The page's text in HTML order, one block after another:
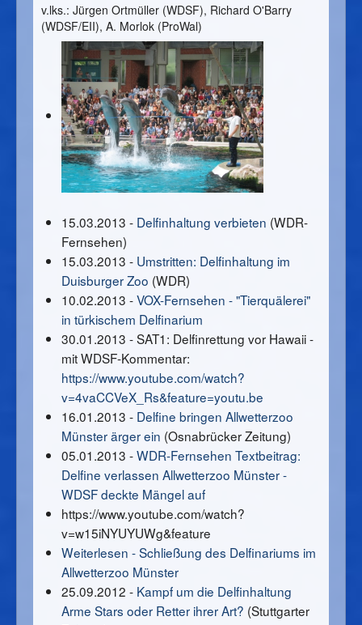
v.lks.: Jürgen Ortmüller (WDSF), Richard O'Barry
(WDSF/EII), A. Morlok (ProWal)
15.03.2013 - Delfinhaltung verbieten (WDR-
Fernsehen)
15.03.2013 - Umstritten: Delfinhaltung im
Duisburger Zoo (WDR)
10.02.2013 -VOX-Fernsehen - "Tierquälerei"
in türkischem Delfinarium
30.01.2013 - SAT1: Delfinrettung vor Hawaii -
mit WDSF-Kommentar:
https://www.youtube.com/watch?
v=4vaCCVeX_Rs&feature=youtu.be
16.01.2013 - Delfine bringen Allwetterzoo
Münster ärger ein (Osnabrücker Zeitung)
05.01.2013 -WDR-Fernsehen Textbeitrag:
Delfine verlassen Allwetterzoo Münster -
WDSF deckte Mängel auf
https://www.youtube.com/watch?
v=w15iNYUYUWg&feature
Weiterlesen - Schließung des Delfinariums im
Allwetterzoo Münster
25.09.2012 - Kampf um die Delfinhaltung
Arme Stars oder Retter ihrer Art? (Stuttgarter